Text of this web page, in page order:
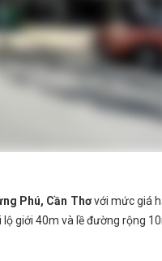
Phú, Cần Thơvới mức giá
giới 40m và lề đường rộng